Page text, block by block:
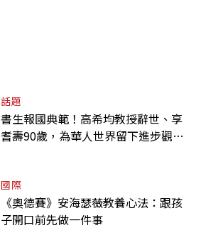
話題
書生報國典範！高希均教授辭世、享
耆壽90歲，為華人世界留下進步觀念
國際
《奧德賽》安海瑟薇教養心法：跟孩
子開口前先做一件事